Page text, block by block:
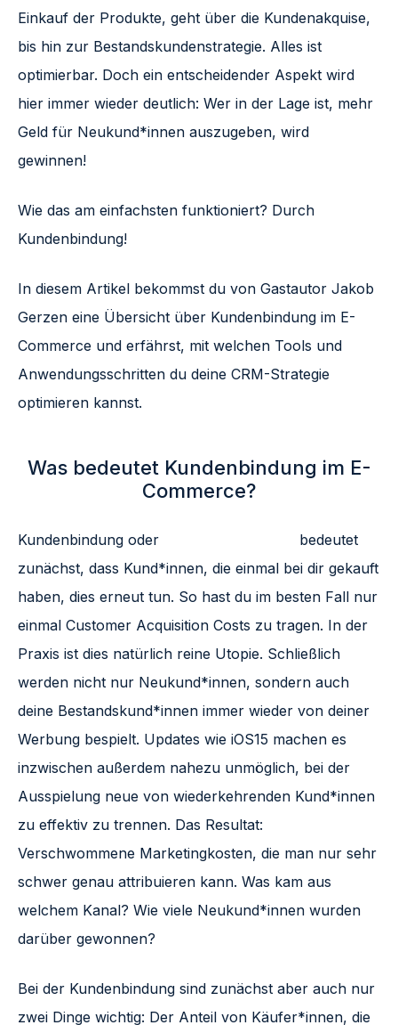
Einkauf der Produkte, geht über die Kundenakquise,
bis hin zur Bestandskundenstrategie. Alles ist
optimierbar. Doch ein entscheidender Aspekt wird
hier immer wieder deutlich: Wer in der Lage ist, mehr
Geld für Neukund*innen auszugeben, wird
gewinnen!
Wie das am einfachsten funktioniert? Durch
Kundenbindung!
In diesem Artikel bekommst du von Gastautor Jakob
Gerzen eine Übersicht über Kundenbindung im E-
Commerce und erfährst, mit welchen Tools und
Anwendungsschritten du deine CRM-Strategie
optimieren kannst.
Was bedeutet Kundenbindung im E-
Commerce?
Kundenbindung oder
bedeutet
zunächst, dass Kund*innen, die einmal bei dir gekauft
haben, dies erneut tun. So hast du im besten Fall nur
einmal Customer Acquisition Costs zu tragen. In der
Praxis ist dies natürlich reine Utopie. Schließlich
werden nicht nur Neukund*innen, sondern auch
deine Bestandskund*innen immer wieder von deiner
Werbung bespielt. Updates wie iOS15 machen es
inzwischen außerdem nahezu unmöglich, bei der
Ausspielung neue von wiederkehrenden Kund*innen
zu effektiv zu trennen. Das Resultat:
Verschwommene Marketingkosten, die man nur sehr
schwer genau attribuieren kann. Was kam aus
welchem Kanal? Wie viele Neukund*innen wurden
darüber gewonnen?
Bei der Kundenbindung sind zunächst aber auch nur
zwei Dinge wichtig: Der Anteil von Käufer*innen, die